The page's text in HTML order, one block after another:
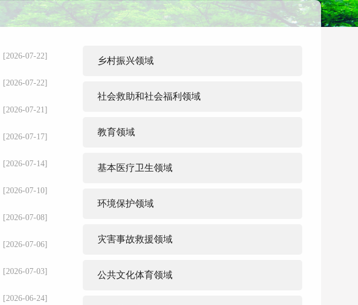
[2026-07-22]
[2026-07-22]
[2026-07-21]
[2026-07-17]
[2026-07-14]
[2026-07-10]
[2026-07-08]
[2026-07-06]
[2026-07-03]
[2026-06-24]
乡村振兴领域
社会救助和社会福利领域
教育领域
基本医疗卫生领域
环境保护领域
灾害事故救援领域
公共文化体育领域